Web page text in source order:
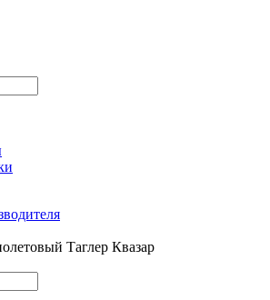
Таглер Квазар